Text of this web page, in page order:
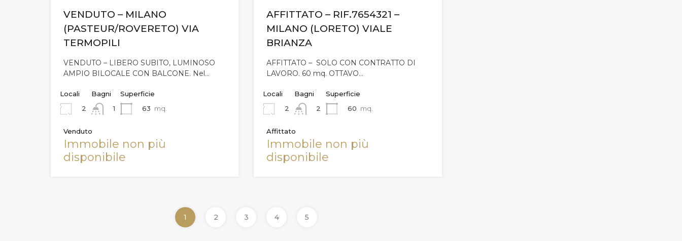
VENDUTO – MILANO
(PASTEUR/ROVERETO) VIA
TERMOPILI
VENDUTO – LIBERO SUBITO, LUMINOSO
AMPIO BILOCALE CON BALCONE. Nel…
Locali
2
Bagni
1
Superficie
63 mq.
Venduto
Immobile non più
disponibile
AFFITTATO – RIF.7654321 –
MILANO (LORETO) VIALE
BRIANZA
AFFITTATO – SOLO CON CONTRATTO DI
LAVORO. 60 mq. OTTAVO…
Locali
2
Bagni
2
Superficie
60 mq.
Affittato
Immobile non più
disponibile
1 2 3 4 5